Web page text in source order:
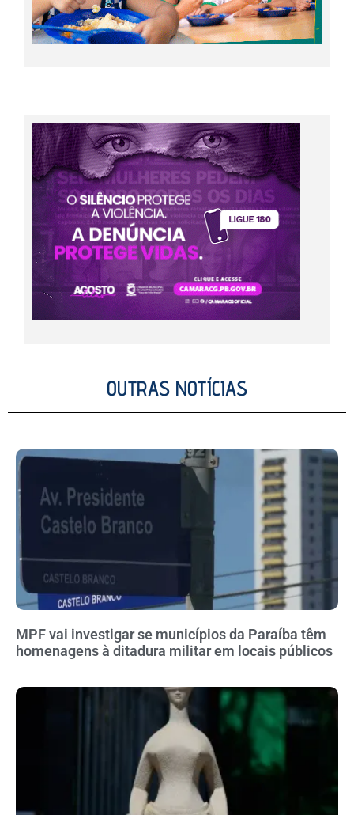
OUTRAS NOTÍCIAS
MPF vai investigar se municípios da Paraíba têm
homenagens à ditadura militar em locais públicos